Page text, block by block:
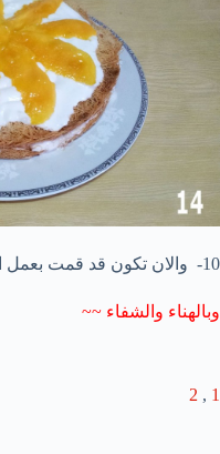
10- والان تكون قد قمت بعمل الكنافة بالمانجو والكريمة
وبالهناء والشفاء ~~
1
,
2